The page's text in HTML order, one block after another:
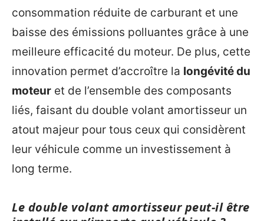
consommation réduite de carburant et une
baisse des émissions polluantes grâce à une
meilleure efficacité du moteur. De plus, cette
innovation permet d’accroître la longévité du
moteur et de l’ensemble des composants
liés, faisant du double volant amortisseur un
atout majeur pour tous ceux qui considèrent
leur véhicule comme un investissement à
long terme.
Le double volant amortisseur peut-il être